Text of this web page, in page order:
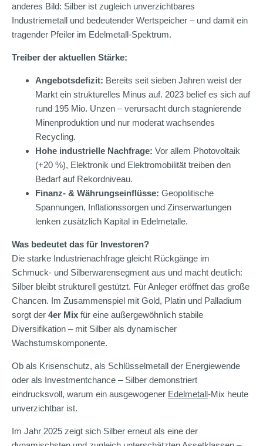
anderes Bild: Silber ist zugleich unverzichtbares
Industriemetall und bedeutender Wertspeicher – und damit ein
tragender Pfeiler im Edelmetall-Spektrum.
Treiber der aktuellen Stärke:
Angebotsdefizit: Bereits seit sieben Jahren weist der
Markt ein strukturelles Minus auf. 2023 belief es sich auf
rund 195 Mio. Unzen – verursacht durch stagnierende
Minenproduktion und nur moderat wachsendes
Recycling.
Hohe industrielle Nachfrage: Vor allem Photovoltaik
(+20 %), Elektronik und Elektromobilität treiben den
Bedarf auf Rekordniveau.
Finanz- & Währungseinflüsse: Geopolitische
Spannungen, Inflationssorgen und Zinserwartungen
lenken zusätzlich Kapital in Edelmetalle.
Was bedeutet das für Investoren?
Die starke Industrienachfrage gleicht Rückgänge im
Schmuck- und Silberwarensegment aus und macht deutlich:
Silber bleibt strukturell gestützt. Für Anleger eröffnet das große
Chancen. Im Zusammenspiel mit Gold, Platin und Palladium
sorgt der 4er Mix für eine außergewöhnlich stabile
Diversifikation – mit Silber als dynamischer
Wachstumskomponente.
Ob als Krisenschutz, als Schlüsselmetall der Energiewende
oder als Investmentchance – Silber demonstriert
eindrucksvoll, warum ein ausgewogener Edelmetall-Mix heute
unverzichtbar ist.
Im Jahr 2025 zeigt sich Silber erneut als eine der